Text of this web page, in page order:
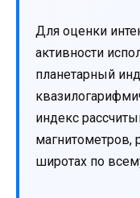
Для оценки
активности
планетарный
индекс
магнитометров,
широтах по